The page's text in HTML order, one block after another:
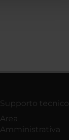
Supporto tecnico
Area
Amministrativa